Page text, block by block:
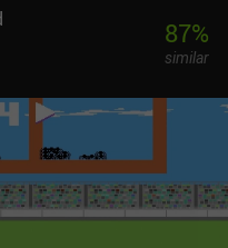
plataforma de arcade que
jogo ainda é ideal para
se você tiver um amigo por
87%
similar